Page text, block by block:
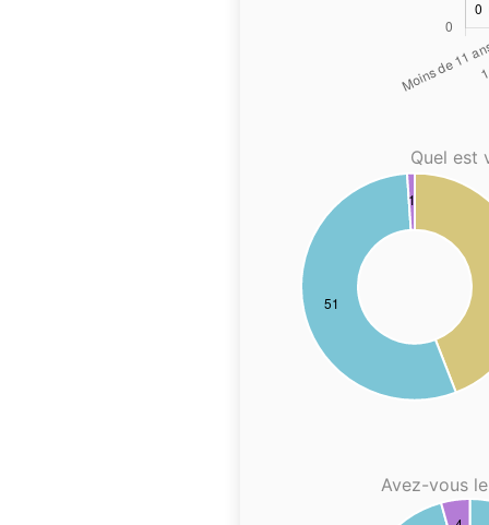
Quel est
Avez-vous